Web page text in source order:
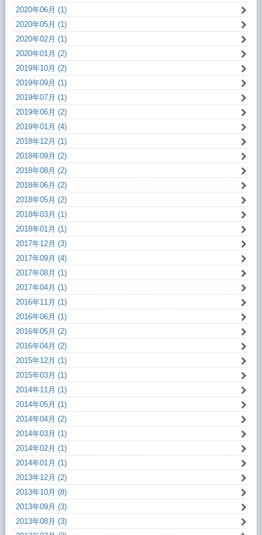
2020年06月 (1)
2020年05月 (1)
2020年02月 (1)
2020年01月 (2)
2019年10月 (2)
2019年09月 (1)
2019年07月 (1)
2019年06月 (2)
2019年01月 (4)
2018年12月 (1)
2018年09月 (2)
2018年08月 (2)
2018年06月 (2)
2018年05月 (2)
2018年03月 (1)
2018年01月 (1)
2017年12月 (3)
2017年09月 (4)
2017年08月 (1)
2017年04月 (1)
2016年11月 (1)
2016年06月 (1)
2016年05月 (2)
2016年04月 (2)
2015年12月 (1)
2015年03月 (1)
2014年11月 (1)
2014年05月 (1)
2014年04月 (2)
2014年03月 (1)
2014年02月 (1)
2014年01月 (1)
2013年12月 (2)
2013年10月 (8)
2013年09月 (3)
2013年08月 (3)